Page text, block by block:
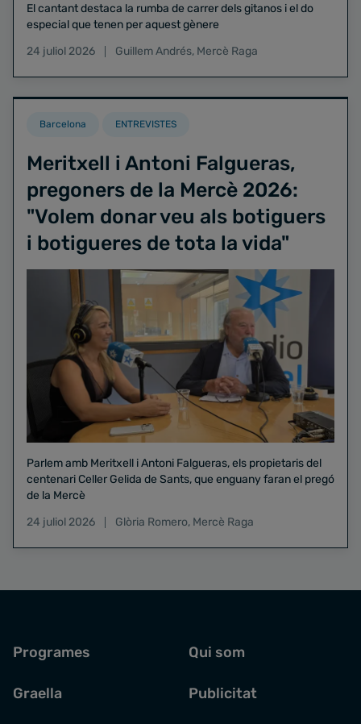
El cantant destaca la rumba de carrer dels gitanos i el do
especial que tenen per aquest gènere
24 juliol 2026
Guillem Andrés, Mercè Raga
Barcelona ENTREVISTES
Meritxell i Antoni Falgueras,
pregoners de la Mercè 2026:
"Volem donar veu als botiguers
i botigueres de tota la vida"
Parlem amb Meritxell i Antoni Falgueras, els propietaris del
centenari Celler Gelida de Sants, que enguany faran el pregó
de la Mercè
24 juliol 2026
Glòria Romero, Mercè Raga
Programes
Graella
Qui som
Publicitat